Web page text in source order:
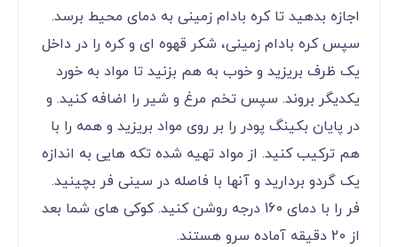
اجازه بدهید تا کره بادام زمینی به دمای محیط برسد.
سپس کره بادام زمینی، شکر قهوه ای و کره را در داخل
یک ظرف بریزید و خوب به هم بزنید تا مواد به خورد
یکدیگر بروند. سپس تخم مرغ و شیر را اضافه کنید. و
در پایان بکینگ پودر را بر روی مواد بریزید و همه را با
هم ترکیب کنید. از مواد تهیه شده تکه هایی به اندازه
یک گردو بردارید و آنها با فاصله در سینی فر بچینید.
فر را با دمای 160 درجه روشن کنید. کوکی های شما بعد
از 20 دقیقه آماده سرو هستند.